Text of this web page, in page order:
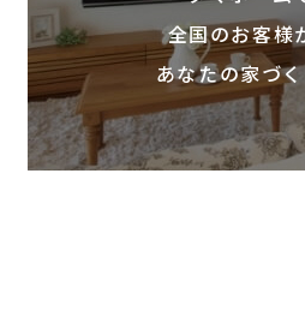
全国のお客様
あなたの家づ